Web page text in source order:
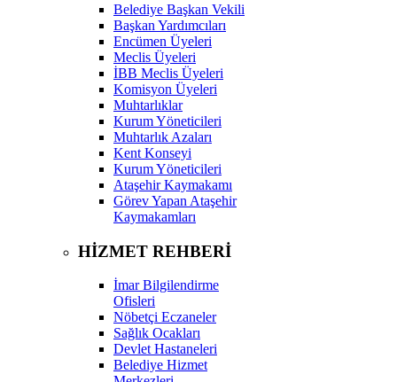
Belediye Başkan Vekili
Başkan Yardımcıları
Encümen Üyeleri
Meclis Üyeleri
İBB Meclis Üyeleri
Komisyon Üyeleri
Muhtarlıklar
Kurum Yöneticileri
Muhtarlık Azaları
Kent Konseyi
Kurum Yöneticileri
Ataşehir Kaymakamı
Görev Yapan Ataşehir
Kaymakamları
HİZMET REHBERİ
İmar Bilgilendirme
Ofisleri
Nöbetçi Eczaneler
Sağlık Ocakları
Devlet Hastaneleri
Belediye Hizmet